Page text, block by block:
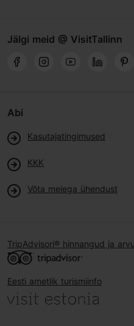
Jälgi meid @ VisitTallinn
Abi
Kasutajatingimused
KKK
Võta meiega ühendust
TripAdvisori® hinnangud ja
Eesti ametlik turismiinfo